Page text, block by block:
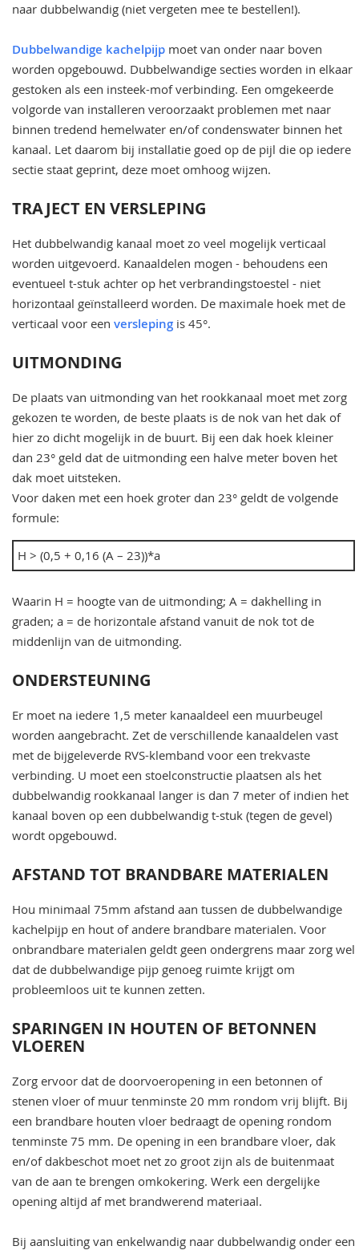
naar dubbelwandig (niet vergeten mee te bestellen!).
Dubbelwandige kachelpijp moet van onder naar boven
worden opgebouwd. Dubbelwandige secties worden in elkaar
gestoken als een insteek-mof verbinding. Een omgekeerde
volgorde van installeren veroorzaakt problemen met naar
binnen tredend hemelwater en/of condenswater binnen het
kanaal. Let daarom bij installatie goed op de pijl die op iedere
sectie staat geprint, deze moet omhoog wijzen.
TRAJECT EN VERSLEPING
Het dubbelwandig kanaal moet zo veel mogelijk verticaal
worden uitgevoerd. Kanaaldelen mogen - behoudens een
eventueel t-stuk achter op het verbrandingstoestel - niet
horizontaal geïnstalleerd worden. De maximale hoek met de
verticaal voor een versleping is 45°.
UITMONDING
De plaats van uitmonding van het rookkanaal moet met zorg
gekozen te worden, de beste plaats is de nok van het dak of
hier zo dicht mogelijk in de buurt. Bij een dak hoek kleiner
dan 23° geld dat de uitmonding een halve meter boven het
dak moet uitsteken.
Voor daken met een hoek groter dan 23° geldt de volgende
formule:
H > (0,5 + 0,16 (A – 23))*a
Waarin H = hoogte van de uitmonding; A = dakhelling in
graden; a = de horizontale afstand vanuit de nok tot de
middenlijn van de uitmonding.
ONDERSTEUNING
Er moet na iedere 1,5 meter kanaaldeel een muurbeugel
worden aangebracht. Zet de verschillende kanaaldelen vast
met de bijgeleverde RVS-klemband voor een trekvaste
verbinding. U moet een stoelconstructie plaatsen als het
dubbelwandig rookkanaal langer is dan 7 meter of indien het
kanaal boven op een dubbelwandig t-stuk (tegen de gevel)
wordt opgebouwd.
AFSTAND TOT BRANDBARE MATERIALEN
Hou minimaal 75mm afstand aan tussen de dubbelwandige
kachelpijp en hout of andere brandbare materialen. Voor
onbrandbare materialen geldt geen ondergrens maar zorg wel
dat de dubbelwandige pijp genoeg ruimte krijgt om
probleemloos uit te kunnen zetten.
SPARINGEN IN HOUTEN OF BETONNEN
VLOEREN
Zorg ervoor dat de doorvoeropening in een betonnen of
stenen vloer of muur tenminste 20 mm rondom vrij blijft. Bij
een brandbare houten vloer bedraagt de opening rondom
tenminste 75 mm. De opening in een brandbare vloer, dak
en/of dakbeschot moet net zo groot zijn als de buitenmaat
van de aan te brengen omkokering. Werk een dergelijke
opening altijd af met brandwerend materiaal.
Bij aansluiting van enkelwandig naar dubbelwandig onder een